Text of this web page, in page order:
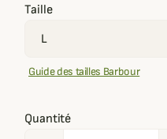
Taille
Guide des tailles Barbour
Quantité